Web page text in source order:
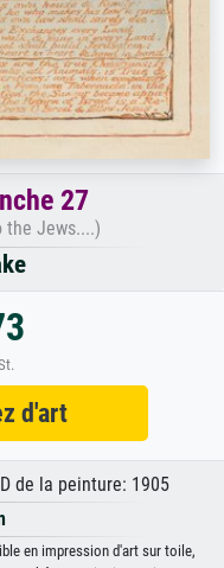
27
the Jews....)
d'art
de la peinture: 1905
en impression d'art sur toile,